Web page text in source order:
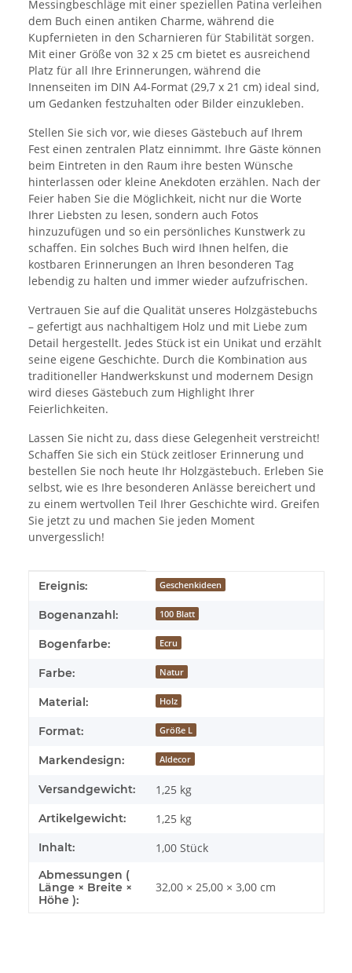
Messingbeschläge mit einer speziellen Patina verleihen
dem Buch einen antiken Charme, während die
Kupfernieten in den Scharnieren für Stabilität sorgen.
Mit einer Größe von 32 x 25 cm bietet es ausreichend
Platz für all Ihre Erinnerungen, während die
Innenseiten im DIN A4-Format (29,7 x 21 cm) ideal sind,
um Gedanken festzuhalten oder Bilder einzukleben.
Stellen Sie sich vor, wie dieses Gästebuch auf Ihrem
Fest einen zentralen Platz einnimmt. Ihre Gäste können
beim Eintreten in den Raum ihre besten Wünsche
hinterlassen oder kleine Anekdoten erzählen. Nach der
Feier haben Sie die Möglichkeit, nicht nur die Worte
Ihrer Liebsten zu lesen, sondern auch Fotos
hinzuzufügen und so ein persönliches Kunstwerk zu
schaffen. Ein solches Buch wird Ihnen helfen, die
kostbaren Erinnerungen an Ihren besonderen Tag
lebendig zu halten und immer wieder aufzufrischen.
Vertrauen Sie auf die Qualität unseres Holzgästebuchs
– gefertigt aus nachhaltigem Holz und mit Liebe zum
Detail hergestellt. Jedes Stück ist ein Unikat und erzählt
seine eigene Geschichte. Durch die Kombination aus
traditioneller Handwerkskunst und modernem Design
wird dieses Gästebuch zum Highlight Ihrer
Feierlichkeiten.
Lassen Sie nicht zu, dass diese Gelegenheit verstreicht!
Schaffen Sie sich ein Stück zeitloser Erinnerung und
bestellen Sie noch heute Ihr Holzgästebuch. Erleben Sie
selbst, wie es Ihre besonderen Anlässe bereichert und
zu einem wertvollen Teil Ihrer Geschichte wird. Greifen
Sie jetzt zu und machen Sie jeden Moment
unvergesslich!
Produkteigenschaft
Wert
Ereignis: Geschenkideen
Bogenanzahl: 100 Blatt
Bogenfarbe: Ecru
Farbe: Natur
Material: Holz
Format: Größe L
Markendesign: Aldecor
Versandgewicht: 1,25 kg
Artikelgewicht: 1,25 kg
Inhalt: 1,00 Stück
Abmessungen (
Länge × Breite ×
Höhe ):
32,00 × 25,00 × 3,00 cm